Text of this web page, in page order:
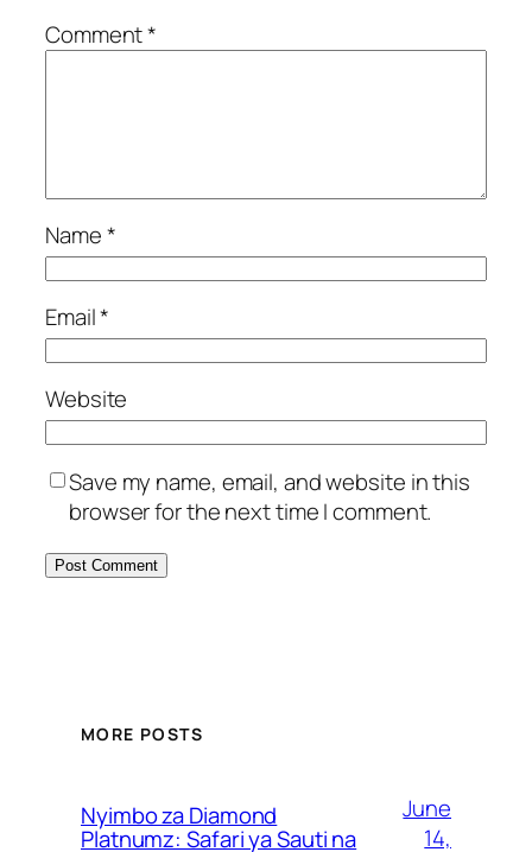
Comment*
Name*
Email*
Website
Save my name, email, and website in this
browser for the next time I comment.
MORE POSTS
Nyimbo za Diamond
Platnumz: Safari ya Sauti na
June
14,